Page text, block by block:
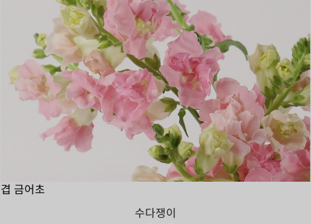
겹 금어초
수다쟁이